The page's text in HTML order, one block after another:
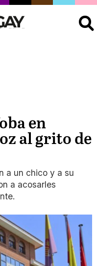
en
al grito de
a un chico y a su
a acosarles